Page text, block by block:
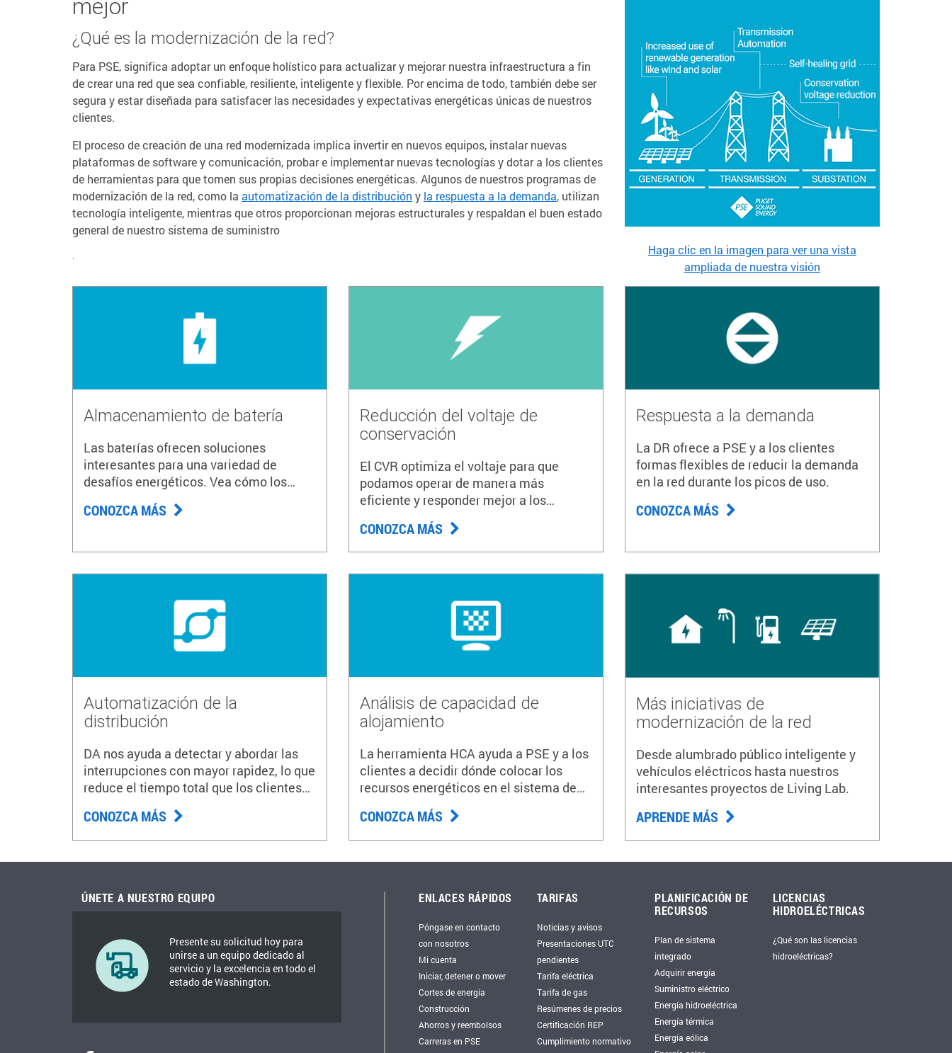
mejor
¿Qué es la modernización de la red?
Para PSE, significa adoptar un enfoque holístico para actualizar y mejorar nuestra infraestructura a fin
de crear una red que sea confiable, resiliente, inteligente y flexible. Por encima de todo, también debe ser
segura y estar diseñada para satisfacer las necesidades y expectativas energéticas únicas de nuestros
clientes.
El proceso de creación de una red modernizada implica invertir en nuevos equipos, instalar nuevas
plataformas de software y comunicación, probar e implementar nuevas tecnologías y dotar a los clientes
de herramientas para que tomen sus propias decisiones energéticas. Algunos de nuestros programas de
modernización de la red, como la automatización de la distribución y la respuesta a la demanda, utilizan
tecnología inteligente, mientras que otros proporcionan mejoras estructurales y respaldan el buen estado
general de nuestro sistema de suministro
.
Haga clic en la imagen para ver una vista
ampliada de nuestra visión
Almacenamiento de batería
Las baterías ofrecen soluciones
interesantes para una variedad de
desafíos energéticos. Vea cómo los
estamos probando e instalando.
CONOZCA MÁS
Reducción del voltaje de
conservación
El CVR optimiza el voltaje para que
podamos operar de manera más
eficiente y responder mejor a los
períodos de alta demanda.
CONOZCA MÁS
Respuesta a la demanda
La DR ofrece a PSE y a los clientes
formas flexibles de reducir la demanda
en la red durante los picos de uso.
CONOZCA MÁS
Automatización de la
distribución
DA nos ayuda a detectar y abordar las
interrupciones con mayor rapidez, lo que
reduce el tiempo total que los clientes
pasan sin electricidad.
CONOZCA MÁS
Análisis de capacidad de
alojamiento
La herramienta HCA ayuda a PSE y a los
clientes a decidir dónde colocar los
recursos energéticos en el sistema de
distribución.
CONOZCA MÁS
Más iniciativas de
modernización de la red
Desde alumbrado público inteligente y
vehículos eléctricos hasta nuestros
interesantes proyectos de Living Lab.
APRENDE MÁS
ÚNETE A NUESTRO EQUIPO
Presente su solicitud hoy para
unirse a un equipo dedicado al
servicio y la excelencia en todo el
estado de Washington.
ENLACES RÁPIDOS
Póngase en contacto
con nosotros
Mi cuenta
Iniciar, detener o mover
Cortes de energía
Construcción
Ahorros y reembolsos
Carreras en PSE
TARIFAS
Noticias y avisos
Presentaciones UTC
pendientes
Tarifa eléctrica
Tarifa de gas
Resúmenes de precios
Certificación REP
Cumplimiento normativo
PLANIFICACIÓN DE
RECURSOS
Plan de sistema
integrado
Adquirir energía
Suministro eléctrico
Energía hidroeléctrica
Energía térmica
Energía eólica
LICENCIAS
HIDROELÉCTRICAS
¿Qué son las licencias
hidroeléctricas?